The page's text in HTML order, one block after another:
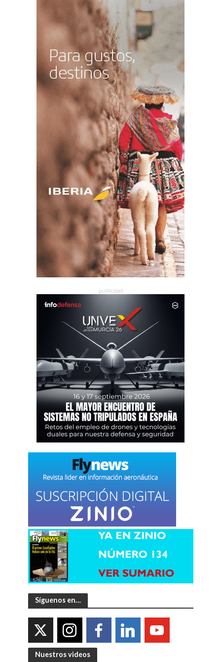
Síguenos en…
Nuestros videos